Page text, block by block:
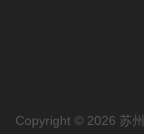
Copyright © 2026 苏